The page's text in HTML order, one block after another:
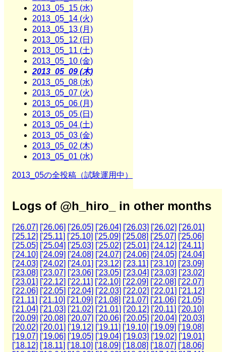
2013_05_15 (水)
2013_05_14 (火)
2013_05_13 (月)
2013_05_12 (日)
2013_05_11 (土)
2013_05_10 (金)
2013_05_09 (木)
2013_05_08 (水)
2013_05_07 (火)
2013_05_06 (月)
2013_05_05 (日)
2013_05_04 (土)
2013_05_03 (金)
2013_05_02 (木)
2013_05_01 (水)
2013_05の全投稿（試験運用中）
Logs of @h_hiro_ in other months
['26.07] ['26.06] ['26.05] ['26.04] ['26.03] ['26.02] ['26.01]
['25.12] ['25.11] ['25.10] ['25.09] ['25.08] ['25.07] ['25.06]
['25.05] ['25.04] ['25.03] ['25.02] ['25.01] ['24.12] ['24.11]
['24.10] ['24.09] ['24.08] ['24.07] ['24.06] ['24.05] ['24.04]
['24.03] ['24.02] ['24.01] ['23.12] ['23.11] ['23.10] ['23.09]
['23.08] ['23.07] ['23.06] ['23.05] ['23.04] ['23.03] ['23.02]
['23.01] ['22.12] ['22.11] ['22.10] ['22.09] ['22.08] ['22.07]
['22.06] ['22.05] ['22.04] ['22.03] ['22.02] ['22.01] ['21.12]
['21.11] ['21.10] ['21.09] ['21.08] ['21.07] ['21.06] ['21.05]
['21.04] ['21.03] ['21.02] ['21.01] ['20.12] ['20.11] ['20.10]
['20.09] ['20.08] ['20.07] ['20.06] ['20.05] ['20.04] ['20.03]
['20.02] ['20.01] ['19.12] ['19.11] ['19.10] ['19.09] ['19.08]
['19.07] ['19.06] ['19.05] ['19.04] ['19.03] ['19.02] ['19.01]
['18.12] ['18.11] ['18.10] ['18.09] ['18.08] ['18.07] ['18.06]